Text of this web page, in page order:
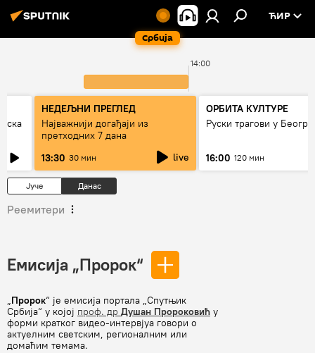
Србија
ЋИР
14:00
НЕДЕЉНИ ПРЕГЛЕД
Најважнији догађаји из
претходних 7 дана
13:30 30 мин live
ОРБИТА КУЛТУРЕ
Руски трагови у
16:00 120 мин
Јуче Данас
Реемитери
Емисија „Пророк“
„Пророк“ је емисија портала „Спутњик
Србија“ у којој проф. др Душан Пророковић у
форми кратког видео-интервјуа говори о
актуелним светским, регионалним или
домаћим темама.